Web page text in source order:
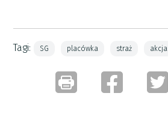
Tagi: SG placówka straż akcja